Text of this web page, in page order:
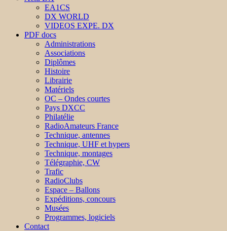
EA1CS
DX WORLD
VIDEOS EXPE. DX
PDF docs
Administrations
Associations
Diplômes
Histoire
Librairie
Matériels
OC – Ondes courtes
Pays DXCC
Philatélie
RadioAmateurs France
Technique, antennes
Technique, UHF et hypers
Technique, montages
Télégraphie, CW
Trafic
RadioClubs
Espace – Ballons
Expéditions, concours
Musées
Programmes, logiciels
Contact